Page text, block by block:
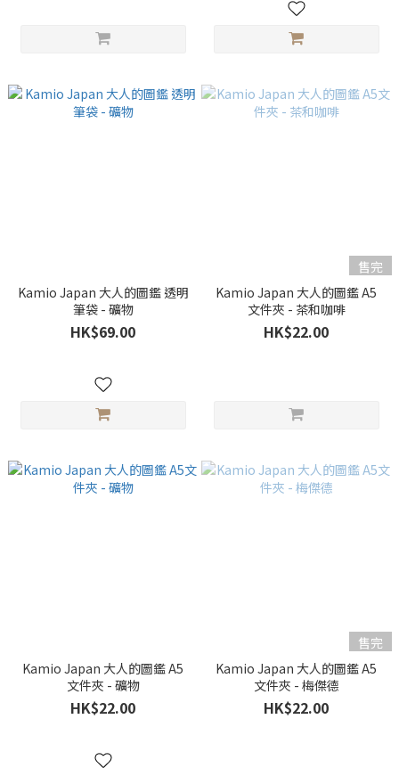
Kamio Japan 大人的圖鑑 透明
筆袋 - 礦物
HK$69.00
售完
Kamio Japan 大人的圖鑑 A5
文件夾 - 茶和咖啡
HK$22.00
Kamio Japan 大人的圖鑑 A5
文件夾 - 礦物
HK$22.00
售完
Kamio Japan 大人的圖鑑 A5
文件夾 - 梅傑德
HK$22.00